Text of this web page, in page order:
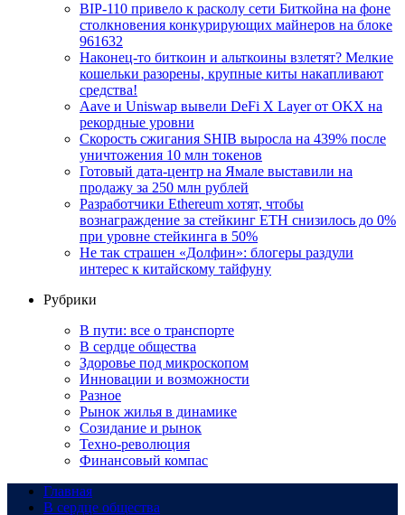
BIP-110 привело к расколу сети Биткойна на фоне
столкновения конкурирующих майнеров на блоке
961632
Наконец-то биткоин и альткоины взлетят? Мелкие
кошельки разорены, крупные киты накапливают
средства!
Aave и Uniswap вывели DeFi X Layer от OKX на
рекордные уровни
Скорость сжигания SHIB выросла на 439% после
уничтожения 10 млн токенов
Готовый дата-центр на Ямале выставили на
продажу за 250 млн рублей
Разработчики Ethereum хотят, чтобы
вознаграждение за стейкинг ETH снизилось до 0%
при уровне стейкинга в 50%
Не так страшен «Долфин»: блогеры раздули
интерес к китайскому тайфуну
Рубрики
В пути: все о транспорте
В сердце общества
Здоровье под микроскопом
Инновации и возможности
Разное
Рынок жилья в динамике
Созидание и рынок
Техно-революция
Финансовый компас
Главная
В сердце общества